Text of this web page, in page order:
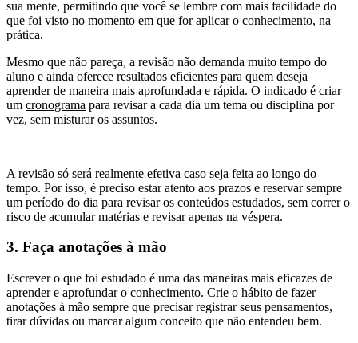
sua mente, permitindo que você se lembre com mais facilidade do
que foi visto no momento em que for aplicar o conhecimento, na
prática.
Mesmo que não pareça, a revisão não demanda muito tempo do
aluno e ainda oferece resultados eficientes para quem deseja
aprender de maneira mais aprofundada e rápida. O indicado é criar
um cronograma para revisar a cada dia um tema ou disciplina por
vez, sem misturar os assuntos.
A revisão só será realmente efetiva caso seja feita ao longo do
tempo. Por isso, é preciso estar atento aos prazos e reservar sempre
um período do dia para revisar os conteúdos estudados, sem correr o
risco de acumular matérias e revisar apenas na véspera.
3. Faça anotações à mão
Escrever o que foi estudado é uma das maneiras mais eficazes de
aprender e aprofundar o conhecimento. Crie o hábito de fazer
anotações à mão sempre que precisar registrar seus pensamentos,
tirar dúvidas ou marcar algum conceito que não entendeu bem.